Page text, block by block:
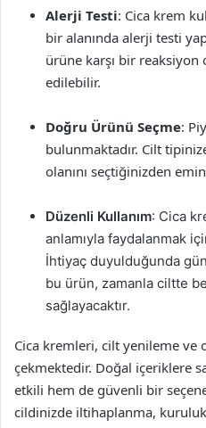
Alerji Testi: Cica krem
bir alanında alerji testi
ürüne karşı bir reaksiyon
edilebilir.
Doğru Ürünü Seçme:
bulunmaktadır. Cilt
olanını seçtiğinizden
Düzenli Kullanım: Cica
anlamıyla faydalanmak
İhtiyaç duyulduğunda
bu ürün, zamanla ciltte
sağlayacaktır.
Cica kremleri, cilt yenileme ve
çekmektedir. Doğal içeriklere
etkili hem de güvenli bir
cildinizde iltihaplanma,